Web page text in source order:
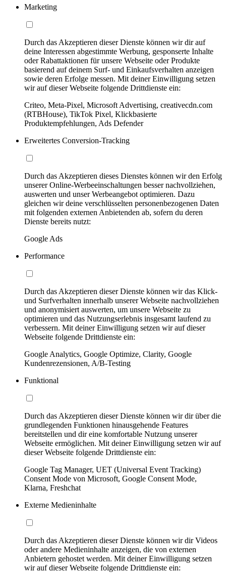
Marketing
Durch das Akzeptieren dieser Dienste können wir dir auf
deine Interessen abgestimmte Werbung, gesponserte Inhalte
oder Rabattaktionen für unsere Webseite oder Produkte
basierend auf deinem Surf- und Einkaufsverhalten anzeigen
sowie deren Erfolge messen. Mit deiner Einwilligung setzen
wir auf dieser Webseite folgende Drittdienste ein:
Criteo, Meta-Pixel, Microsoft Advertising, creativecdn.com
(RTBHouse), TikTok Pixel, Klickbasierte
Produktempfehlungen, Ads Defender
Erweitertes Conversion-Tracking
Durch das Akzeptieren dieses Dienstes können wir den Erfolg
unserer Online-Werbeeinschaltungen besser nachvollziehen,
auswerten und unser Werbeangebot optimieren. Dazu
gleichen wir deine verschlüsselten personenbezogenen Daten
mit folgenden externen Anbietenden ab, sofern du deren
Dienste bereits nutzt:
Google Ads
Performance
Durch das Akzeptieren dieser Dienste können wir das Klick-
und Surfverhalten innerhalb unserer Webseite nachvollziehen
und anonymisiert auswerten, um unsere Webseite zu
optimieren und das Nutzungserlebnis insgesamt laufend zu
verbessern. Mit deiner Einwilligung setzen wir auf dieser
Webseite folgende Drittdienste ein:
Google Analytics, Google Optimize, Clarity, Google
Kundenrezensionen, A/B-Testing
Funktional
Durch das Akzeptieren dieser Dienste können wir dir über die
grundlegenden Funktionen hinausgehende Features
bereitstellen und dir eine komfortable Nutzung unserer
Webseite ermöglichen. Mit deiner Einwilligung setzen wir auf
dieser Webseite folgende Drittdienste ein:
Google Tag Manager, UET (Universal Event Tracking)
Consent Mode von Microsoft, Google Consent Mode,
Klarna, Freshchat
Externe Medieninhalte
Durch das Akzeptieren dieser Dienste können wir dir Videos
oder andere Medieninhalte anzeigen, die von externen
Anbietern gehostet werden. Mit deiner Einwilligung setzen
wir auf dieser Webseite folgende Drittdienste ein: